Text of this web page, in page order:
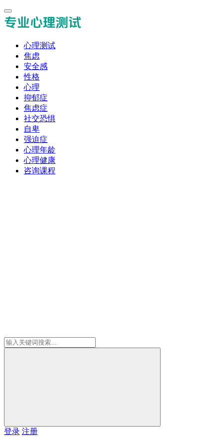
心理测试
焦虑
安全感
性格
心理
抑郁症
焦虑症
社交恐惧
自卑
强迫症
心理年龄
心理健康
咨询课程
登录 注册